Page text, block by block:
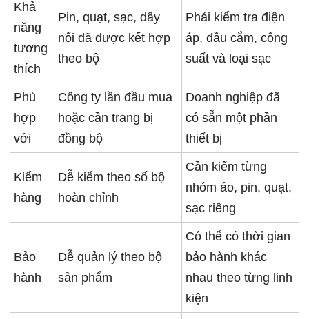
Khả
năng
tương
thích
Pin, quạt, sạc, dây
nối đã được kết hợp
theo bộ
Phải kiểm tra điện
áp, đầu cắm, công
suất và loại sạc
Phù
hợp
với
Công ty lần đầu mua
hoặc cần trang bị
đồng bộ
Doanh nghiệp đã
có sẵn một phần
thiết bị
Kiểm
hàng
Dễ kiểm theo số bộ
hoàn chỉnh
Cần kiểm từng
nhóm áo, pin, quạt,
sạc riêng
Bảo
hành
Dễ quản lý theo bộ
sản phẩm
Có thể có thời gian
bảo hành khác
nhau theo từng linh
kiện